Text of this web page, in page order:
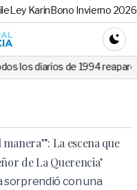
Ley KarinBono Invierno 2026
1994 reapareció e hizo llorar
La escena que
de La Querencia’
sorprendió con una